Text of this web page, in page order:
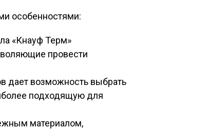
особенностями:
«Кнауф Терм»
провести
дает возможность выбрать
подходящую для
материалом,